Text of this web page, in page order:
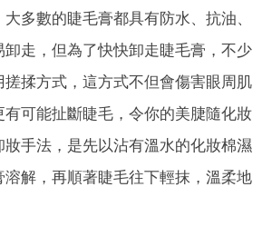
多數的睫毛膏都具有防水、抗油、
走，但為了快快卸走睫毛膏，不少
搓揉方式，這方式不但會傷害眼周肌
有可能扯斷睫毛，令你的美脻隨化妝
手法，是先以沾有溫水的化妝棉濕
溶解，再順著睫毛往下輕抹，溫柔地